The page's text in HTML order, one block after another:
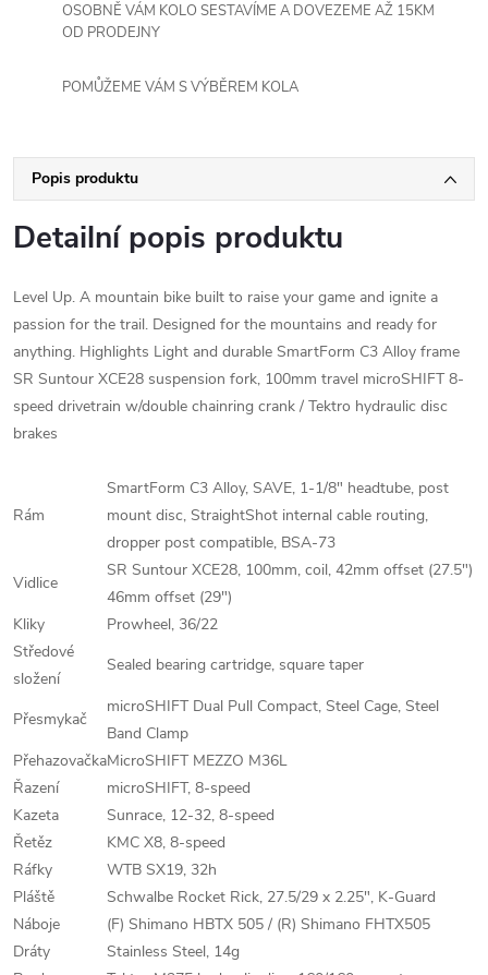
OSOBNĚ VÁM KOLO SESTAVÍME A DOVEZEME AŽ 15KM
OD PRODEJNY
POMŮŽEME VÁM S VÝBĚREM KOLA
Popis produktu
Detailní popis produktu
Level Up. A mountain bike built to raise your game and ignite a
passion for the trail. Designed for the mountains and ready for
anything. Highlights Light and durable SmartForm C3 Alloy frame
SR Suntour XCE28 suspension fork, 100mm travel microSHIFT 8-
speed drivetrain w/double chainring crank / Tektro hydraulic disc
brakes
Rám
SmartForm C3 Alloy, SAVE, 1-1/8" headtube, post
mount disc, StraightShot internal cable routing,
dropper post compatible, BSA-73
Vidlice
SR Suntour XCE28, 100mm, coil, 42mm offset (27.5")
46mm offset (29")
Kliky
Prowheel, 36/22
Středové
složení
Sealed bearing cartridge, square taper
Přesmykač
microSHIFT Dual Pull Compact, Steel Cage, Steel
Band Clamp
PřehazovačkaMicroSHIFT MEZZO M36L
Řazení
microSHIFT, 8-speed
Kazeta
Sunrace, 12-32, 8-speed
Řetěz
KMC X8, 8-speed
Ráfky
WTB SX19, 32h
Pláště
Schwalbe Rocket Rick, 27.5/29 x 2.25", K-Guard
Náboje
(F) Shimano HBTX 505 / (R) Shimano FHTX505
Dráty
Stainless Steel, 14g